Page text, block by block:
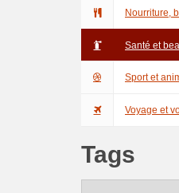
Nourriture,
Santé et
Sport et
Voyage et
Tags